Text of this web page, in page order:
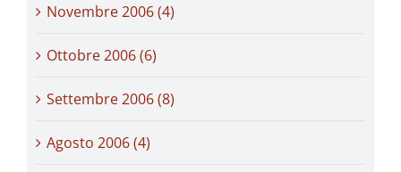
Novembre 2006 (4)
Ottobre 2006 (6)
Settembre 2006 (8)
Agosto 2006 (4)